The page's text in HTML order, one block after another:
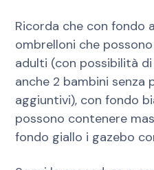
Ricorda che con fondo
ombrelloni che
adulti (con possibilità
anche 2 bambini senza
aggiuntivi), con fondo
possono contenere
fondo giallo i gazebo